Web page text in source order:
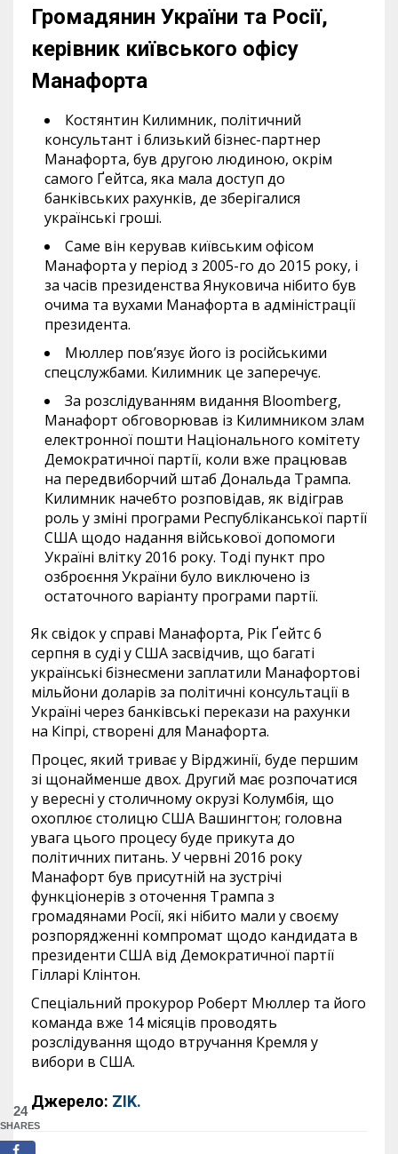
Громадянин України та Росії,
керівник київського офісу
Манафорта
Костянтин Килимник, політичний
консультант і близький бізнес-партнер
Манафорта, був другою людиною, окрім
самого Ґейтса, яка мала доступ до
банківських рахунків, де зберігалися
українські гроші.
Саме він керував київським офісом
Манафорта у період з 2005-го до 2015 року, і
за часів президенства Януковича нібито був
очима та вухами Манафорта в адміністрації
президента.
Мюллер пов’язує його із російськими
спецслужбами. Килимник це заперечує.
За розслідуванням видання Bloomberg,
Манафорт обговорював із Килимником злам
електронної пошти Національного комітету
Демократичної партії, коли вже працював
на передвиборчий штаб Дональда Трампа.
Килимник начебто розповідав, як відіграв
роль у зміні програми Республіканської партії
США щодо надання військової допомоги
Україні влітку 2016 року. Тоді пункт про
озброєння України було виключено із
остаточного варіанту програми партії.
Як свідок у справі Манафорта, Рік Ґейтс 6
серпня в суді у США засвідчив, що багаті
українські бізнесмени заплатили Манафортові
мільйони доларів за політичні консультації в
Україні через банківські перекази на рахунки
на Кіпрі, створені для Манафорта.
Процес, який триває у Вірджинії, буде першим
зі щонайменше двох. Другий має розпочатися
у вересні у столичному окрузі Колумбія, що
охоплює столицю США Вашингтон; головна
увага цього процесу буде прикута до
політичних питань. У червні 2016 року
Манафорт був присутній на зустрічі
функціонерів з оточення Трампа з
громадянами Росії, які нібито мали у своєму
розпорядженні компромат щодо кандидата в
президенти США від Демократичної партії
Гілларі Клінтон.
Спеціальний прокурор Роберт Мюллер та його
команда вже 14 місяців проводять
розслідування щодо втручання Кремля у
вибори в США.
Джерело: ZIK.
24
SHARES